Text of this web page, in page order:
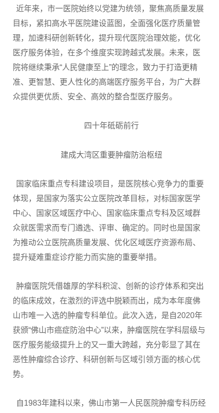
近年来，市一医院始终以党建为统领，聚焦高质量发展
目标，紧扣高水平医院建设蓝图，全面强化医疗质量管
理，加速科研创新转化，提升现代医院治理效能，优化
医疗服务体验，在多个维度实现跨越式发展。未来，医
院将继续秉承“人民健康至上”的理念，致力于打造更精
准、更智慧、更人性化的高端医疗服务平台，为广大群
众提供更优质、安全、高效的整合型医疗服务。
四十年砥砺前行
建成大湾区重要肿瘤防治枢纽
国家临床重点专科建设项目，是医院核心竞争力的重要
体现，是国家为落实公立医院改革目标，对标国家医学
中心、国家区域医疗中心、国家临床重点专科及区域群
众就医需求而专门遴选、评审、确定的。同时也是国家
为推动公立医院高质量发展、优化区域医疗资源布局、
提升疑难重症诊疗能力而实施的重要举措。
肿瘤医院凭借雄厚的学科积淀、创新的诊疗体系和突出
的临床成效，在激烈的评选中脱颖而出，成为本年度佛
山市唯一入选的肿瘤专科单位。此次入选，是自2020年
获颁“佛山市癌症防治中心”以来，肿瘤医院在学科层级与
医疗服务能级提升上的又一重大跨越，充分彰显了其在
恶性肿瘤综合诊疗、科研创新与区域引领方面的核心优
势。
自1983年建科以来，佛山市第一人民医院肿瘤专科历经